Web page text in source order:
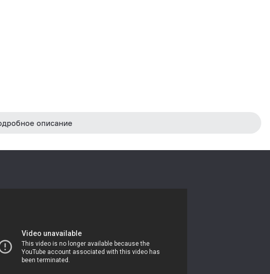
Видеовыходы
NTSC/PAL
Li батарея
описание